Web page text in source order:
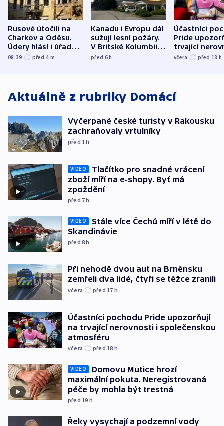
Rusové útočili na
Charkov a Oděsu.
Údery hlásí i úřady v
Bělgorodu
08:39 před 4 m
Kanadu i Evropu dál
sužují lesní požáry.
V Britské Kolumbii
evakuovali tisíce lidí
před 6h
Účastníci
Pride
trvající
včera před 18 h
Aktuálně z rubriky Domácí
Vyčerpané české turisty v Rakousku
zachraňovaly vrtulníky
před 1h
VIDEO
Tlačítko pro snadné vrácení
zboží míří na e-shopy. Byť má
zpoždění
před 7h
VIDEO
Stále více Čechů míří v létě do
Skandinávie
před 8h
Při nehodě dvou aut na Brněnsku
zemřeli dva lidé, čtyři se těžce zranili
včera před 17 h
Účastníci pochodu Pride upozorňují
na trvající nerovnosti i společenskou
atmosféru
včera před 18 h
VIDEO
Domovu Mutice hrozí
maximální pokuta. Neregistrovaná
péče by mohla být trestná
před 19 h
Řeky vysychají a podzemní vody